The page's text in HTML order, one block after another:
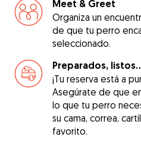
Meet & Greet
Organiza un
de que tu perro
seleccionado.
Preparados,
¡Tu reserva está a
Asegúrate de que
lo que tu perro
su cama, correa,
favorito.